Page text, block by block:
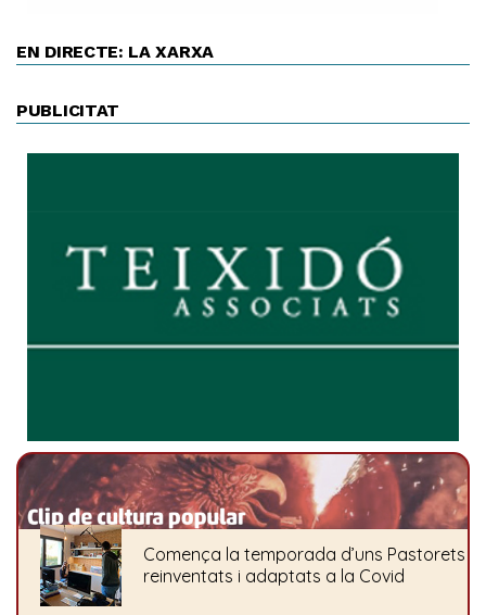
EN DIRECTE: LA XARXA
PUBLICITAT